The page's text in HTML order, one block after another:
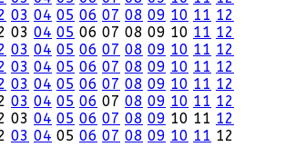
03 04 05 06 07 08 09 10 11 12
03 04 05 06 07 08 09 10 11 12
03 04 05 06 07 08 09 10 11 12
03 04 05 06 07 08 09 10 11 12
03 04 05 06 07 08 09 10 11 12
03 04 05 06 07 08 09 10 11 12
03 04 05 06 07 08 09 10 11 12
03 04 05 06 07 08 09 10 11 12